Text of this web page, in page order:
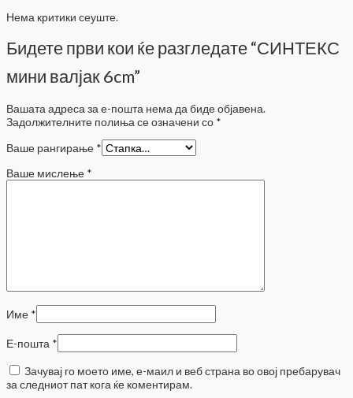
Нема критики сеуште.
Бидете први кои ќе разгледате “СИНТЕКС
мини валјак 6cm”
Вашата адреса за е-пошта нема да биде објавена.
Задолжителните полиња се означени со *
Ваше рангирање *
Ваше мислење *
Име *
Е-пошта *
Зачувај го моето име, е-маил и веб страна во овој пребарувач
за следниот пат кога ќе коментирам.